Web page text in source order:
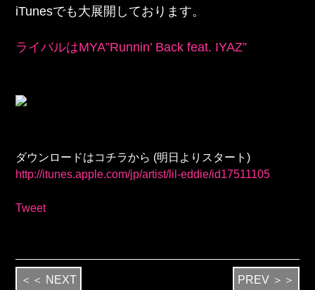
iTunesでも大展開しております。
ライバルはMYA”Runnin’ Back feat. IYAZ”
ダウンロードはコチラから (明日よりスタート)
http://itunes.apple.com/jp/artist/lil-eddie/id17511105
Tweet
＜＜ NEXT PREV ＞＞